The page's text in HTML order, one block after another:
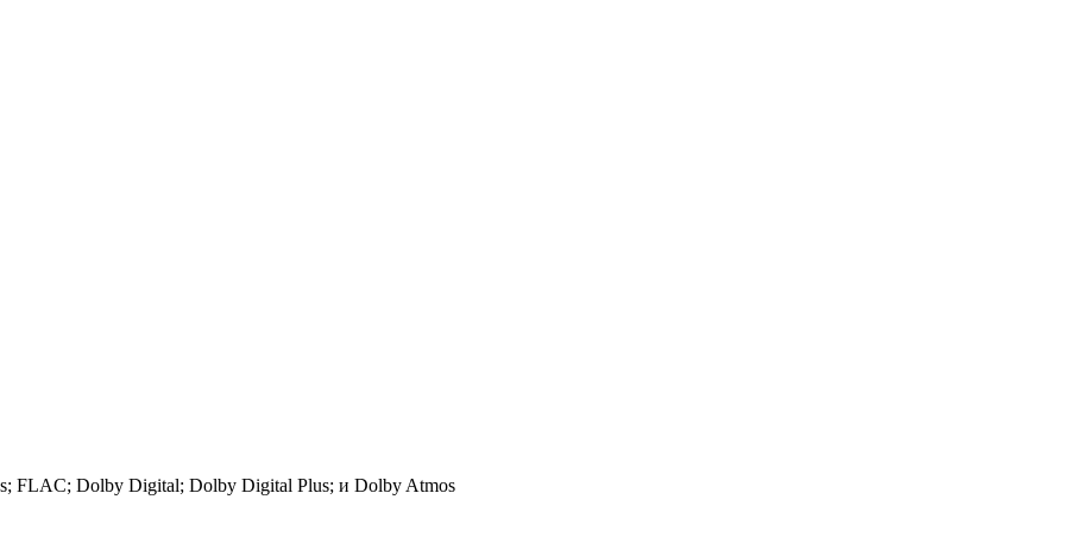
FLAC; Dolby Digital; Dolby Digital Plus; и Dolby Atmos